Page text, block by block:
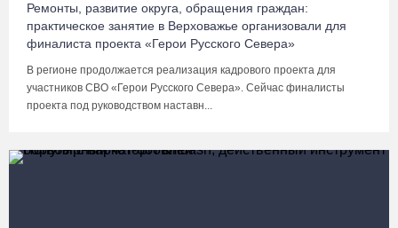
Ремонты, развитие округа, обращения граждан:
практическое занятие в Верховажье организовали для
финалиста проекта «Герои Русского Севера»
В регионе продолжается реализация кадрового проекта для
участников СВО «Герои Русского Севера». Сейчас финалисты
проекта под руководством наставн...